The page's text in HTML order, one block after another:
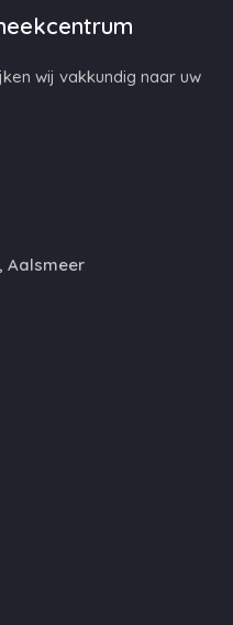
wij vakkundig naar uw
Aalsmeer